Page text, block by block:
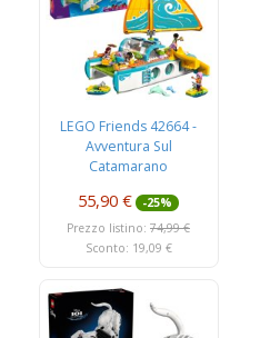
LEGO Friends 42664 -
Avventura Sul
Catamarano
55,90 €
-25%
Prezzo listino: 74,99 €
Sconto: 19,09 €